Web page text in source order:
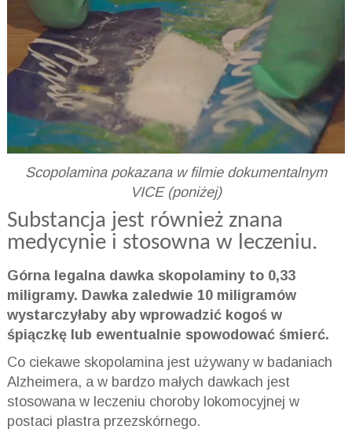
Scopolamina pokazana w filmie dokumentalnym
VICE (poniżej)
Substancja jest również znana
medycynie i stosowna w leczeniu.
Górna legalna dawka skopolaminy to 0,33
miligramy. Dawka zaledwie 10 miligramów
wystarczyłaby aby wprowadzić kogoś w
śpiączkę lub ewentualnie spowodować śmierć.
Co ciekawe skopolamina jest używany w badaniach
Alzheimera, a w bardzo małych dawkach jest
stosowana w leczeniu choroby lokomocyjnej w
postaci plastra przezskórnego.